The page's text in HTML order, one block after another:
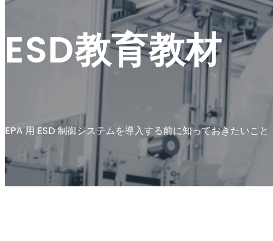
ESD教育教材
EPA 用 ESD 制御システムを導入する前に知っておきたいこと